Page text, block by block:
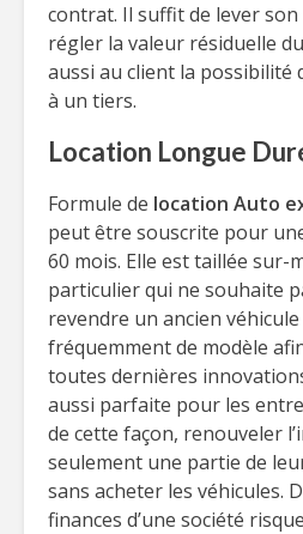
contrat. Il suffit de lever son
régler la valeur résiduelle
aussi au client la possibilité
à un tiers.
Location Longue
Formule de location Auto
peut être souscrite pour
60 mois. Elle est taillée sur-
particulier qui ne souhaite
revendre un ancien
fréquemment de modèle
toutes dernières
aussi parfaite pour les
de cette façon, renouveler
seulement une partie de
sans acheter les véhicules.
finances d’une société